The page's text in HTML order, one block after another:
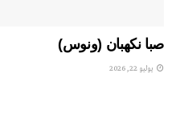
صبا نكهبان (ونوس)
يوليو 22, 2026